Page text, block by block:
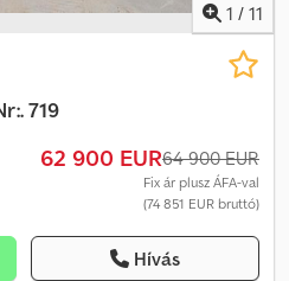
1 / 11
719
62 900 EUR64 900 EUR
Fix ár plusz ÁFA-val
(74 851 EUR bruttó)
Hívás